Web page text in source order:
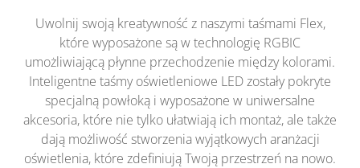
Uwolnij swoją kreatywność z naszymi taśmami Flex,
które wyposażone są w technologię RGBIC
umożliwiającą płynne przechodzenie między kolorami.
Inteligentne taśmy oświetleniowe LED zostały pokryte
specjalną powłoką i wyposażone w uniwersalne
akcesoria, które nie tylko ułatwiają ich montaż, ale także
dają możliwość stworzenia wyjątkowych aranżacji
oświetlenia, które zdefiniują Twoją przestrzeń na nowo.